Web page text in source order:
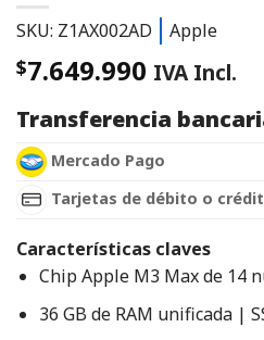
SKU: Z1AX002AD Apple
$7.649.990 IVA Incl.
Transferencia
Mercado Pago
Tarjetas de débito o
Características claves
Chip Apple M3 Max de 14
36 GB de RAM unificada |